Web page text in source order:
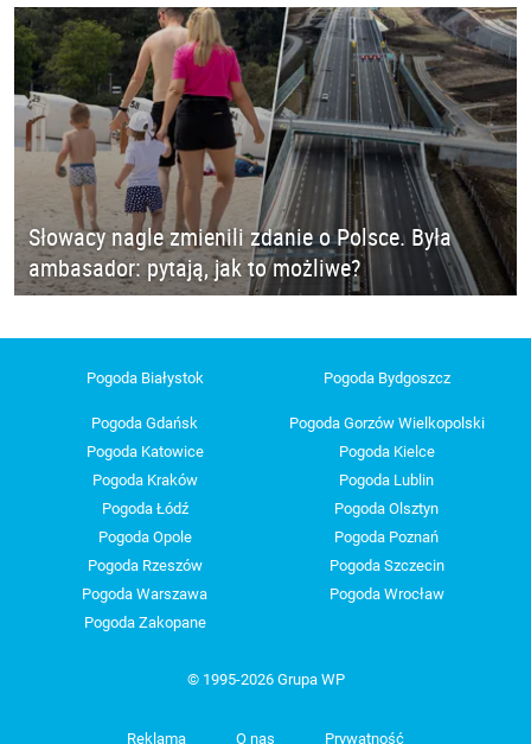
Słowacy nagle zmienili zdanie o Polsce. Była
ambasador: pytają, jak to możliwe?
Pogoda Białystok Pogoda Bydgoszcz
Pogoda Gdańsk
Pogoda Gorzów Wielkopolski
Pogoda Katowice
Pogoda Kielce
Pogoda Kraków
Pogoda Lublin
Pogoda Łódź
Pogoda Olsztyn
Pogoda Opole
Pogoda Poznań
Pogoda Rzeszów
Pogoda Szczecin
Pogoda Warszawa
Pogoda Wrocław
Pogoda Zakopane
© 1995-2026 Grupa WP
Reklama O nas Prywatność